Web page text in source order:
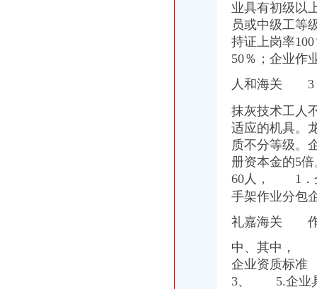
上海海关8措施支持科创中心建设概念股或受益2015-06-2416:40——
梧州写字楼：国龙财富中心115方写字楼3000蚊-梧州爱问分类
星海华庭,金平汕头市珠江路海关大楼斜对面-汕头星海华庭二手房、
龙湖滟澜山顺义楼盘,与龙湖滟澜山同区域楼盘信息-北京安居客
龙湖区租房珠江路山路星海华庭1房2田园风格有厨房和台,龙湖
王鸿举市长在2003年北部新区开发建设工作会议上的讲话doc下载_爱
京滨城际铁路北部新区站将成重要交通枢纽-数据-天津乐居网
重庆北部新区民心佳园通过2条公交线路汇总-公交资讯-客运站
业具有初级
员或中级工等
持证上岗率
50％；企业作
人和海关 3．
抹灰技术工
适应的机具。
质不分等级。
册资本金的5倍
60人， 1．
手架作业分
礼嘉海关 作
中、其中，
企业资质标
3、 5.企业具